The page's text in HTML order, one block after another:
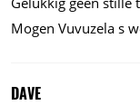
Mogen Vuvuzela s
DAVE